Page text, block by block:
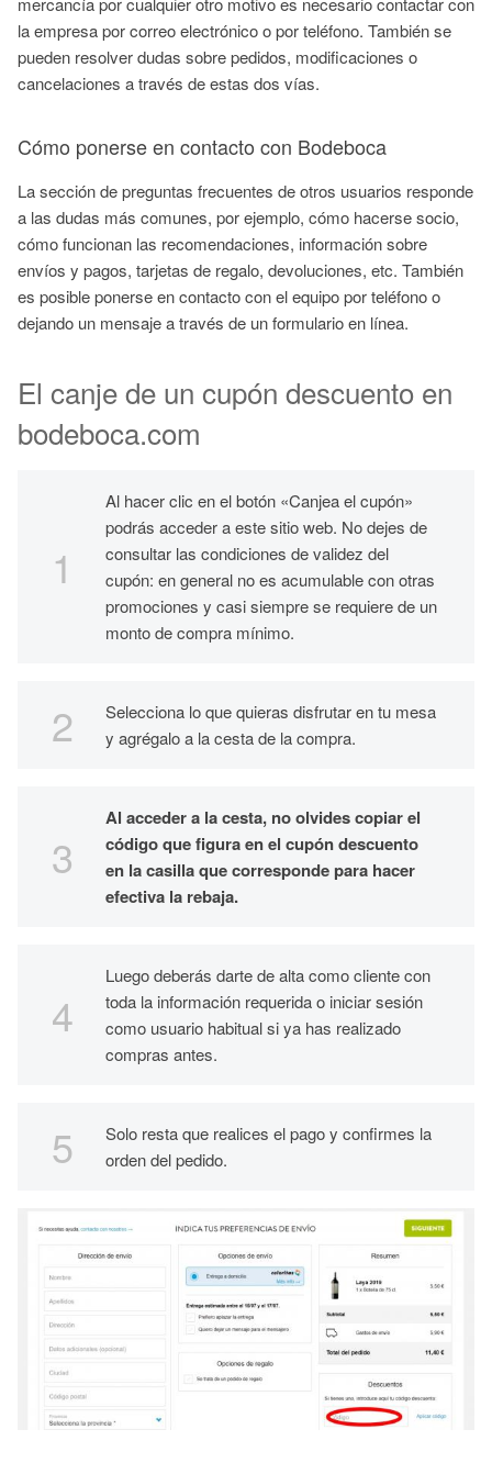
la empresa por correo electrónico o por teléfono. También se
pueden resolver dudas sobre pedidos, modificaciones o
cancelaciones a través de estas dos vías.
Cómo ponerse en contacto con Bodeboca
La sección de preguntas frecuentes de otros usuarios responde
a las dudas más comunes, por ejemplo, cómo hacerse socio,
cómo funcionan las recomendaciones, información sobre
envíos y pagos, tarjetas de regalo, devoluciones, etc. También
es posible ponerse en contacto con el equipo por teléfono o
dejando un mensaje a través de un formulario en línea.
El canje de un cupón descuento en
bodeboca.com
Al hacer clic en el botón «Canjea el cupón»
podrás acceder a este sitio web. No dejes de
consultar las condiciones de validez del
cupón: en general no es acumulable con otras
promociones y casi siempre se requiere de un
monto de compra mínimo.
Selecciona lo que quieras disfrutar en tu mesa
y agrégalo a la cesta de la compra.
Al acceder a la cesta, no olvides copiar el
código que figura en el cupón descuento
en la casilla que corresponde para hacer
efectiva la rebaja.
Luego deberás darte de alta como cliente con
toda la información requerida o iniciar sesión
como usuario habitual si ya has realizado
compras antes.
Solo resta que realices el pago y confirmes la
orden del pedido.